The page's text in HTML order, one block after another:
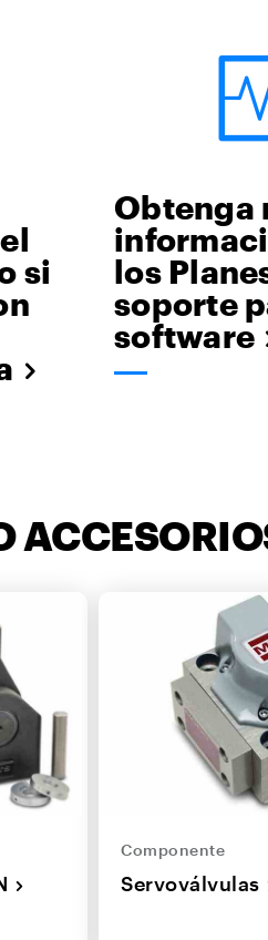
si
Obtenga
los
soporte
software
Componente
Servoválvulas